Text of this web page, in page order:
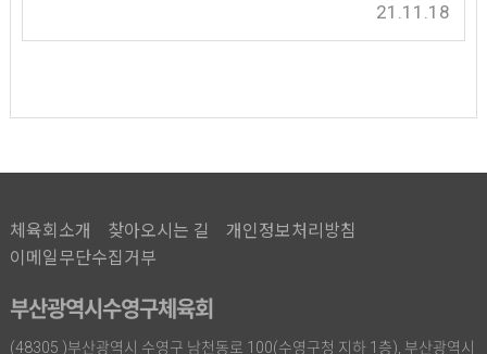
21.11.18
체육회소개 찾아오시는 길
개인정보처리방침
이메일무단수집거부
부산광역시수영구체육회
(48305 )부산광역시 수영구 남천동로 100(수영구청 지하 1층), 부산광역시